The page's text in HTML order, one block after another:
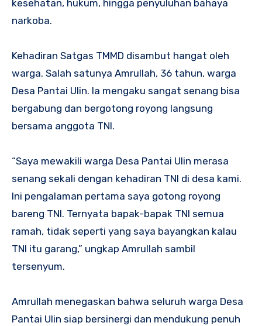
kesehatan, hukum, hingga penyuluhan bahaya
narkoba.
Kehadiran Satgas TMMD disambut hangat oleh
warga. Salah satunya Amrullah, 36 tahun, warga
Desa Pantai Ulin. Ia mengaku sangat senang bisa
bergabung dan bergotong royong langsung
bersama anggota TNI.
“Saya mewakili warga Desa Pantai Ulin merasa
senang sekali dengan kehadiran TNI di desa kami.
Ini pengalaman pertama saya gotong royong
bareng TNI. Ternyata bapak-bapak TNI semua
ramah, tidak seperti yang saya bayangkan kalau
TNI itu garang,” ungkap Amrullah sambil
tersenyum.
Amrullah menegaskan bahwa seluruh warga Desa
Pantai Ulin siap bersinergi dan mendukung penuh